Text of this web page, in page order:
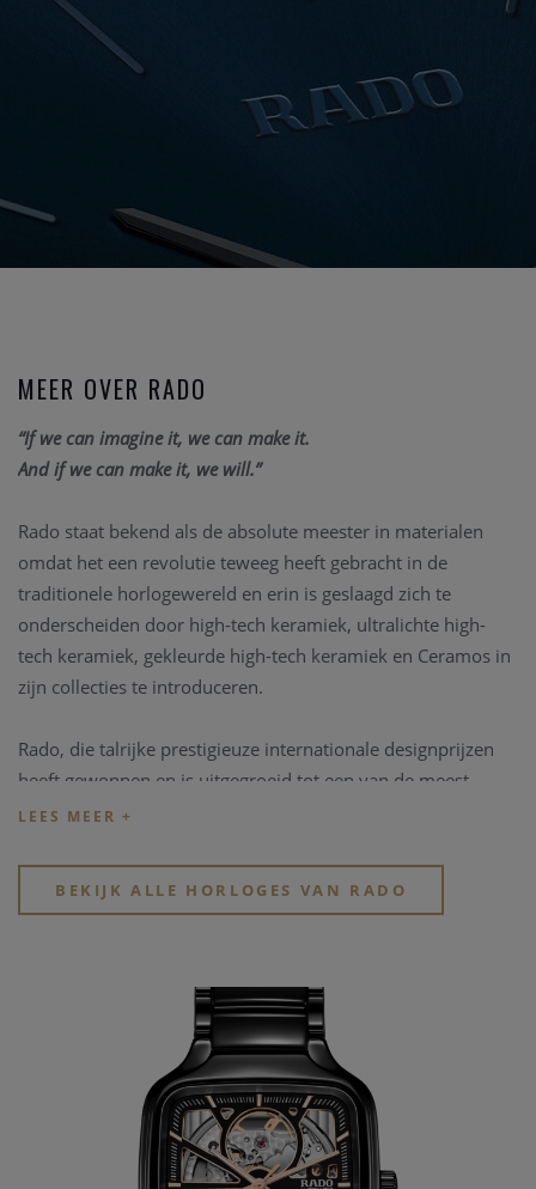
MEER OVER RADO
“If we can imagine it, we can make it.
And if we can make it, we will.”
Rado staat bekend als de absolute meester in materialen
omdat het een revolutie teweeg heeft gebracht in de
traditionele horlogewereld en erin is geslaagd zich te
onderscheiden door high-tech keramiek, ultralichte high-
tech keramiek, gekleurde high-tech keramiek en Ceramos in
zijn collecties te introduceren.
Rado, die talrijke prestigieuze internationale designprijzen
heeft gewonnen en is uitgegroeid tot een van de meest
innovatieve horlogemakers ter wereld, is altijd een pionier
verleggen van de grenzen van innovatie.
http://www.Rado.com
. Bekijk snel de verschillende bijzondere
kwalitatieve horloge merken
webshop of in de winkel.
BEKIJK ALLE HORLOGES VAN RADO